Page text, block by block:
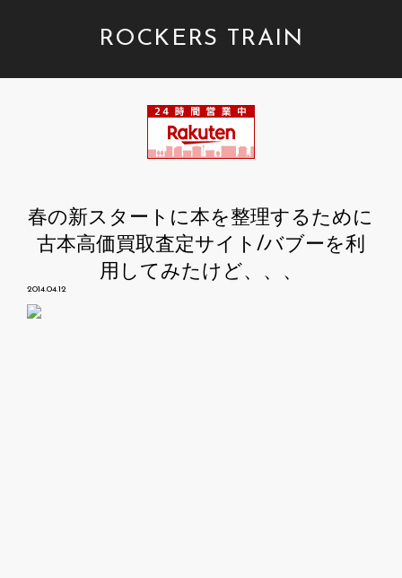
ROCKERS TRAIN
春の新スタートに本を整理するために
古本高価買取査定サイト/バブーを利
用してみたけど、、、
2014.04.12